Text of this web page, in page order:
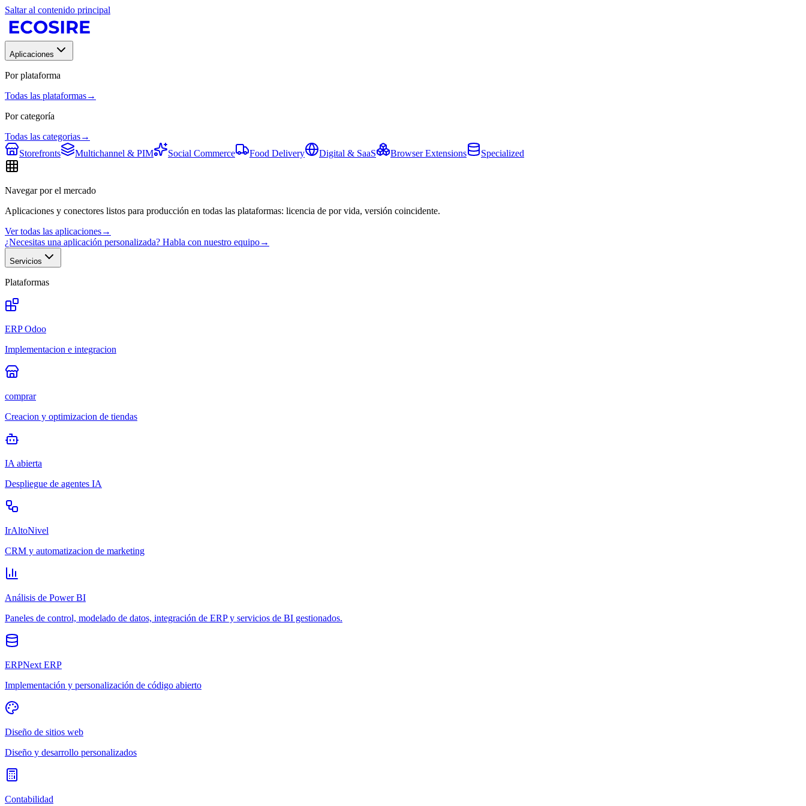
Saltar al contenido principal
Aplicaciones
Por plataforma
Todas las plataformas→
Por categoría
Todas las categorias→
Storefronts
Multichannel & PIM Social Commerce Food Delivery Digital & SaaS Browser Extensions Specialized
Navegar por el mercado
Aplicaciones y conectores listos para producción en todas las plataformas: licencia de por vida, versión coincidente.
Ver todas las aplicaciones→
¿Necesitas una aplicación personalizada? Habla con nuestro equipo→
Servicios
Plataformas
ERP Odoo
Implementacion e integracion
comprar
Creacion y optimizacion de tiendas
IA abierta
Despliegue de agentes IA
IrAltoNivel
CRM y automatizacion de marketing
Análisis de Power BI
Paneles de control, modelado de datos, integración de ERP y servicios de BI gestionados.
ERPNext ERP
Implementación y personalización de código abierto
Diseño de sitios web
Diseño y desarrollo personalizados
Contabilidad